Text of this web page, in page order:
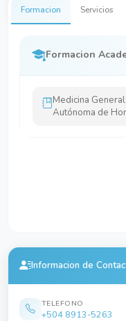
Formacion Servicios
Formacion
Medicina
Autónoma de
Informacion de
TELEFONO
+504 8913-5263